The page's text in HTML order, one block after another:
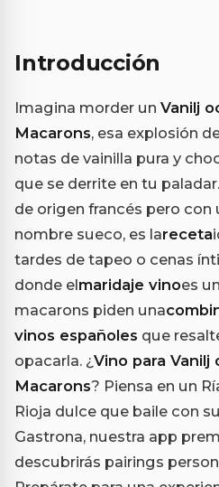
Introducción
Imagina morder un Vanilj
Macarons, esa explosión
notas de vainilla pura y
que se derrite en tu
de origen francés pero
nombre sueco, es lareceta
tardes de tapeo o cenas
donde elmaridaje vinoes
macarons piden una
vinos españoles que
opacarla. ¿Vino para Vanilj
Macarons? Piensa en un
Rioja dulce que baile con
Gastrona, nuestra app
descubrirás pairings